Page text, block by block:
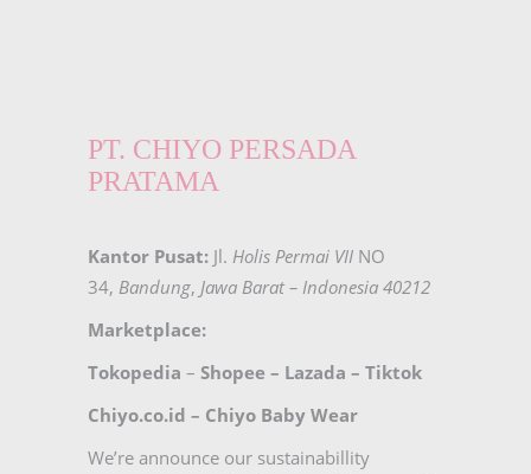
PT. CHIYO PERSADA
PRATAMA
Kantor Pusat: Jl. Holis Permai VII NO
34, Bandung, Jawa Barat – Indonesia 40212
Marketplace:
Tokopedia – Shopee – Lazada – Tiktok
Chiyo.co.id – Chiyo Baby Wear
We’re announce our sustainabillity